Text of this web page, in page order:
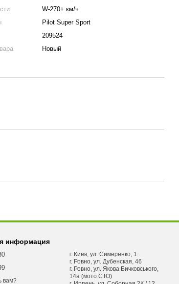
W-270+ км/ч
Pilot Super Sport
209524
Новый
информация
вам?
г. Киев, ул. Симеренко, 1
г. Ровно, ул. Дубенская, 46
г. Ровно, ул. Якова Бичковського,
14а (мото СТО)